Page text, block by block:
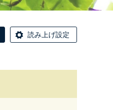
読み上げ設定